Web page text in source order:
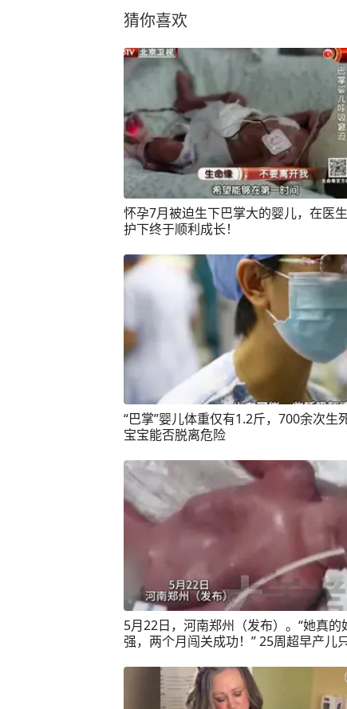
猜你喜欢
怀孕7月被迫生下巴掌大的婴儿，在医
护下终于顺利成长！
“巴掌”婴儿体重仅有1.2斤，700余次生
宝宝能否脱离危险
5月22日，河南郑州（发布）。“她真的
强，两个月闯关成功！” 25周超早产儿只有巴掌
公斤！宝贝，加油！